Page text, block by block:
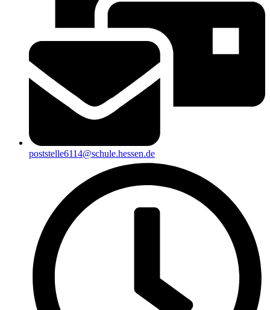
poststelle6114@schule.hessen.de